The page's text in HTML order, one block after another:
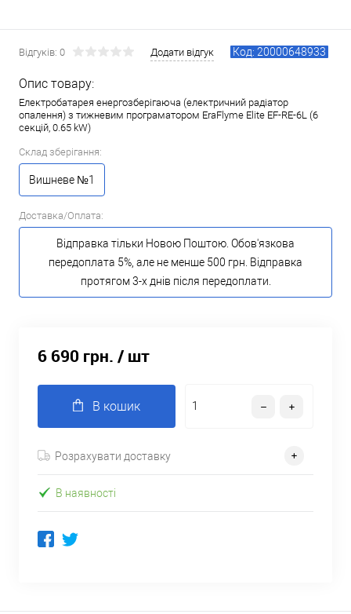
Відгуків: 0 Додати відгук Код: 20000648933
Опис товару:
Електробатарея енергозберігаюча (електричний радіатор
опалення) з тижневим програматором EraFlyme Elite EF-RE-6L (6
секцій, 0.65 kW)
Склад зберігання:
Вишневе №1
Доставка/Оплата:
Відправка тільки Новою Поштою. Обов'язкова
передоплата 5%, але не менше 500 грн. Відправка
протягом 3-х днів після передоплати.
6 690 грн. / шт
В кошик
Розрахувати доставку
В наявності